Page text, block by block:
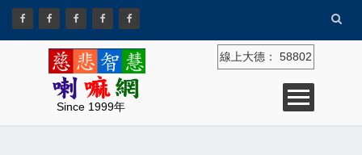
Since 1999年
線上大德： 58802